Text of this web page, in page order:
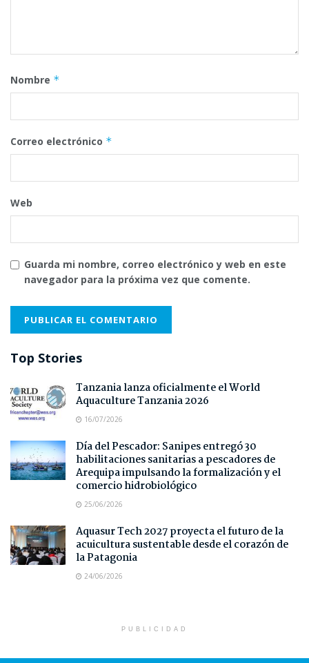
Nombre *
Correo electrónico *
Web
Guarda mi nombre, correo electrónico y web en este
navegador para la próxima vez que comente.
Top Stories
Tanzania lanza oficialmente el World
Aquaculture Tanzania 2026
16/07/2026
Día del Pescador: Sanipes entregó 30
habilitaciones sanitarias a pescadores de
Arequipa impulsando la formalización y el
comercio hidrobiológico
25/06/2026
Aquasur Tech 2027 proyecta el futuro de la
acuicultura sustentable desde el corazón de
la Patagonia
24/06/2026
PUBLICIDAD